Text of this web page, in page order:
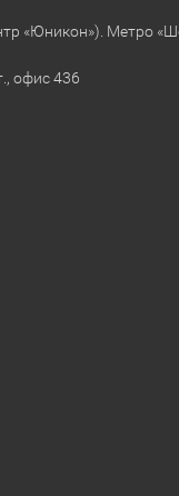
«Юникон»). Метро
офис 436